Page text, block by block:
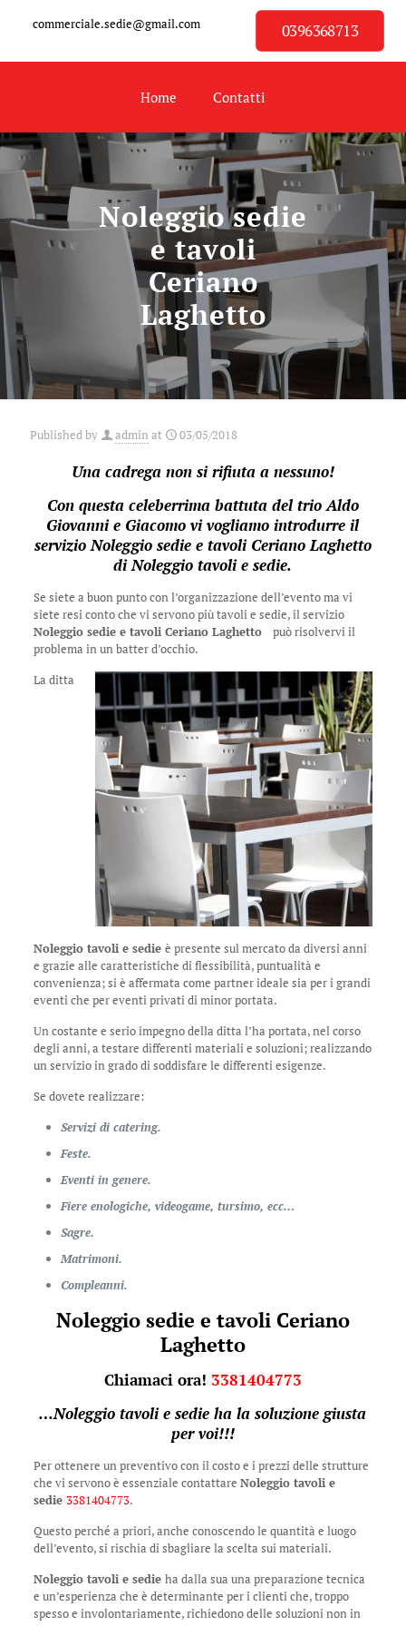
commerciale.sedie@gmail.com 0396368713
Home Contatti
Noleggio sedie
e tavoli
Ceriano
Laghetto
Published by admin at 03/05/2018
Una cadrega non si rifiuta a nessuno!
Con questa celeberrima battuta del trio Aldo
Giovanni e Giacomo vi vogliamo introdurre il
servizio Noleggio sedie e tavoli Ceriano Laghetto
diNoleggio tavoli e sedie.
Se siete a buon punto con l’organizzazione dell’evento ma vi
siete resi conto che vi servono più tavoli e sedie, il servizio
Noleggio sedie e tavoli Ceriano Laghetto può risolvervi il
problema in un batter d’occhio.
La ditta
Noleggio tavoli e sedie è presente sul mercato da diversi anni
e grazie alle caratteristiche di flessibilità, puntualità e
convenienza; si è affermata come partner ideale sia per i grandi
eventi che per eventi privati di minor portata.
Un costante e serio impegno della ditta l’ha portata, nel corso
degli anni, a testare differenti materiali e soluzioni; realizzando
un servizio in grado di soddisfare le differenti esigenze.
Se dovete realizzare:
Servizi di catering.
Feste.
Eventi in genere.
Fiere enologiche, videogame, tursimo, ecc…
Sagre.
Matrimoni.
Compleanni.
Noleggio sedie e tavoli Ceriano
Laghetto
Chiamaci ora! 3381404773
…Noleggio tavoli e sedieha la soluzione giusta
per voi!!!
Per ottenere un preventivo con il costo e i prezzi delle strutture
che vi servono è essenziale contattare Noleggio tavoli e
sedie 3381404773.
Questo perché a priori, anche conoscendo le quantità e luogo
dell’evento, si rischia di sbagliare la scelta sui materiali.
Noleggio tavoli e sedie ha dalla sua una preparazione tecnica
e un’esperienza che è determinante per i clienti che, troppo
spesso e involontariamente, richiedono delle soluzioni non in